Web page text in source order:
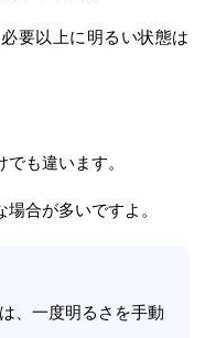
要以上に明るい状態は
も違います。
合が多いですよ。
、一度明るさを手動